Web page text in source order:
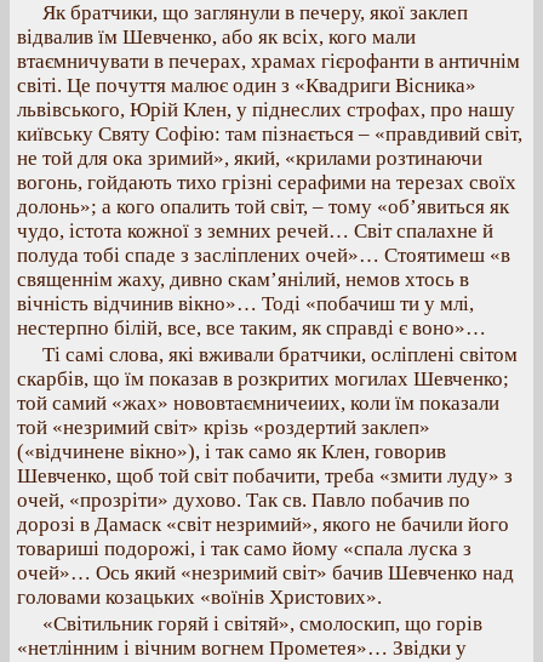
Як братчики, що заглянули в печеру, якої заклеп
відвалив їм Шевченко, або як всіх, кого мали
втаємничувати в печерах, храмах гієрофанти в античнім
світі. Це почуття малює один з «Квадриги Вісника»
львівського, Юрій Клен, у піднеслих строфах, про нашу
київську Святу Софію: там пізнається – «правдивий світ,
не той для ока зримий», який, «крилами розтинаючи
вогонь, гойдають тихо грізні серафими на терезах своїх
долонь»; а кого опалить той світ, – тому «об’явиться як
чудо, істота кожної з земних речей… Світ спалахне й
полуда тобі спаде з засліплених очей»… Стоятимеш «в
священнім жаху, дивно скам’янілий, немов хтось в
вічність відчинив вікно»… Тоді «побачиш ти у млі,
нестерпно білій, все, все таким, як справді є воно»…
Ті самі слова, які вживали братчики, осліплені світом
скарбів, що їм показав в розкритих могилах Шевченко;
той самий «жах» нововтаємничеиих, коли їм показали
той «незримий світ» крізь «роздертий заклеп»
(«відчинене вікно»), і так само як Клен, говорив
Шевченко, щоб той світ побачити, треба «змити луду» з
очей, «прозріти» духово. Так св. Павло побачив по
дорозі в Дамаск «світ незримий», якого не бачили його
товариші подорожі, і так само йому «спала луска з
очей»… Ось який «незримий світ» бачив Шевченко над
головами козацьких «воїнів Христових».
«Світильник горяй і світяй», смолоскип, що горів
«нетлінним і вічним вогнем Прометея»… Звідки у